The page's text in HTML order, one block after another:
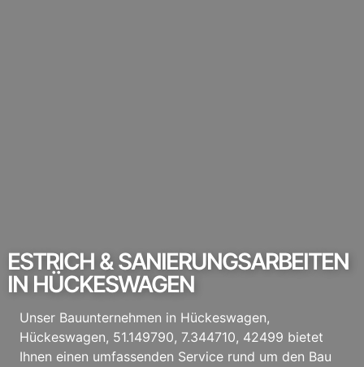
ESTRICH & SANIERUNGSARBEITEN
IN HÜCKESWAGEN
Unser Bauunternehmen in Hückeswagen,
Hückeswagen, 51.149790, 7.344710, 42499 bietet
Ihnen einen umfassenden Service rund um den Bau